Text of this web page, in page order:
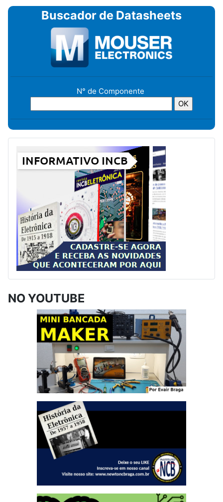
Buscador de Datasheets
N° de Componente
NO YOUTUBE